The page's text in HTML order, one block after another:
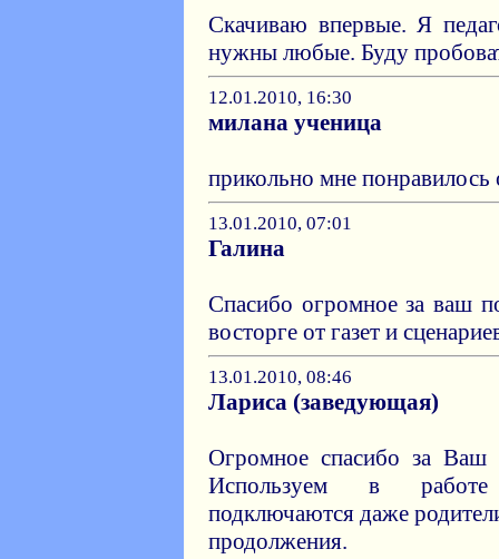
Скачиваю впервые. Я
нужны любые. Буду
12.01.2010, 16:30
милана ученица
прикольно мне понравилось
13.01.2010, 07:01
Галина
Спасибо огромное за ваш
восторге от газет и
13.01.2010, 08:46
Лариса (заведующая)
Огромное спасибо за Ваш
Используем в
подключаются даже
продолжения.